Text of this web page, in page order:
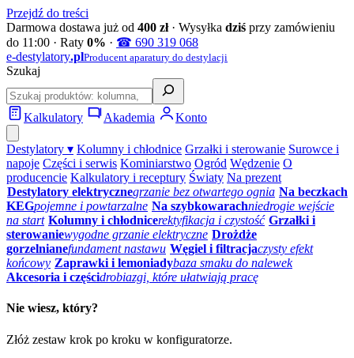
Przejdź do treści
Darmowa dostawa już od 400 zł· Wysyłka dziś przy zamówieniu
do 11:00 · Raty 0% · ☎ 690 319 068
e‑destylatory.plProducent aparatury do destylacji
Szukaj
Kalkulatory Akademia Konto
Destylatory ▾ Kolumny i chłodnice Grzałki i sterowanie Surowce i
napoje Części i serwis Kominiarstwo Ogród Wędzenie O
producencie Kalkulatory i receptury Światy Na prezent
Destylatory elektrycznegrzanie bez otwartego ognia Na beczkach
KEGpojemne i powtarzalne Na szybkowarachniedrogie wejście
na start Kolumny i chłodnicerektyfikacja i czystość Grzałki i
sterowaniewygodne grzanie elektryczne Drożdże
gorzelnianefundament nastawu Węgiel i filtracjaczysty efekt
końcowy Zaprawki i lemoniadybaza smaku do nalewek
Akcesoria i częścidrobiazgi, które ułatwiają pracę
Nie wiesz, który?
Złóż zestaw krok po kroku w konfiguratorze.